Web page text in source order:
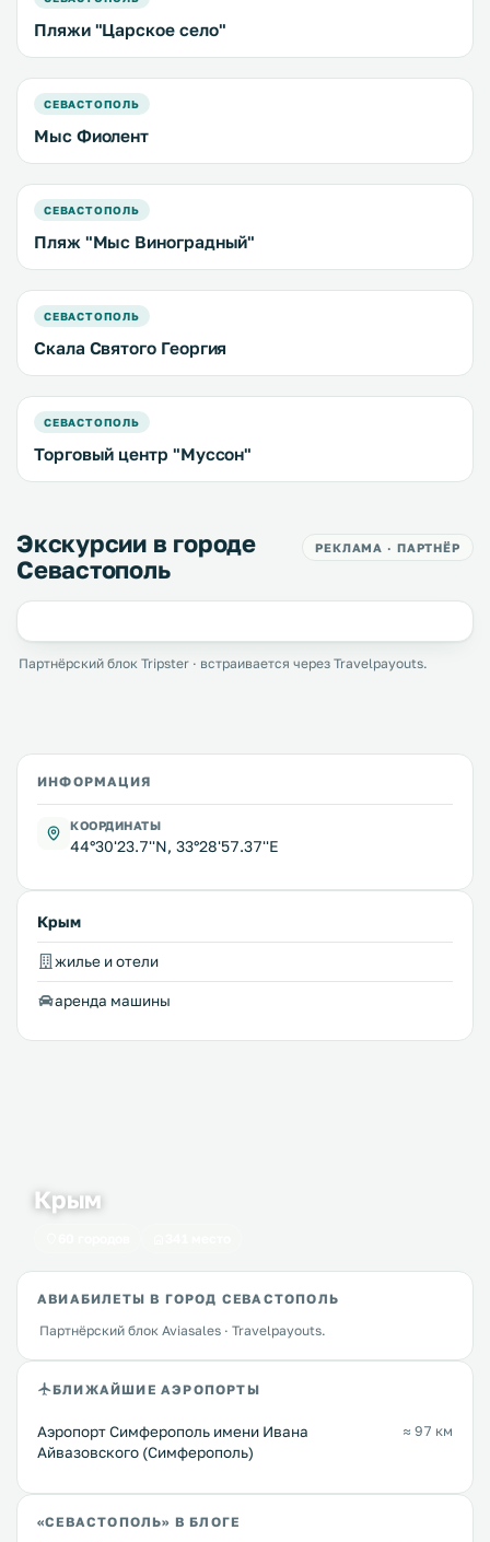
Пляжи "Царское село"
СЕВАСТОПОЛЬ
Мыс Фиолент
СЕВАСТОПОЛЬ
Пляж "Мыс Виноградный"
СЕВАСТОПОЛЬ
Скала Святого Георгия
СЕВАСТОПОЛЬ
Торговый центр "Муссон"
Экскурсии в городе
Севастополь
РЕКЛАМА · ПАРТНЁР
Партнёрский блок Tripster · встраивается через Travelpayouts.
ИНФОРМАЦИЯ
КООРДИНАТЫ
44°30'23.7''N, 33°28'57.37''E
Крым
жилье и отели
аренда машины
Крым
АВИАБИЛЕТЫ В ГОРОД СЕВАСТОПОЛЬ
Партнёрский блок Aviasales · Travelpayouts.
БЛИЖАЙШИЕ АЭРОПОРТЫ
Аэропорт Симферополь имени Ивана
Айвазовского (Симферополь)
≈ 97 км
«СЕВАСТОПОЛЬ» В БЛОГЕ